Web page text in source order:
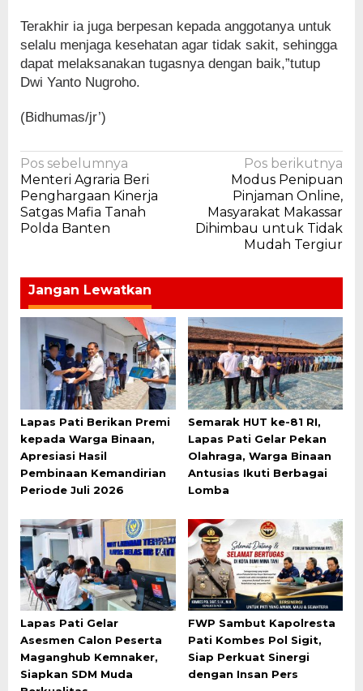
Terakhir ia juga berpesan kepada anggotanya untuk
selalu menjaga kesehatan agar tidak sakit, sehingga
dapat melaksanakan tugasnya dengan baik,”tutup
Dwi Yanto Nugroho.
(Bidhumas/jr’)
Navigasi
pos
Pos sebelumnya
Menteri Agraria Beri
Penghargaan Kinerja
Satgas Mafia Tanah
Polda Banten
Pos berikutnya
Modus Penipuan
Pinjaman Online,
Masyarakat Makassar
Dihimbau untuk Tidak
Mudah Tergiur
Jangan Lewatkan
Lapas Pati Berikan Premi
kepada Warga Binaan,
Apresiasi Hasil
Pembinaan Kemandirian
Periode Juli 2026
Semarak HUT ke-81 RI,
Lapas Pati Gelar Pekan
Olahraga, Warga Binaan
Antusias Ikuti Berbagai
Lomba
Lapas Pati Gelar
Asesmen Calon Peserta
Maganghub Kemnaker,
Siapkan SDM Muda
FWP Sambut Kapolresta
Pati Kombes Pol Sigit,
Siap Perkuat Sinergi
dengan Insan Pers